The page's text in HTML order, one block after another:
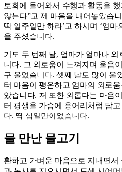
토회에 들어와서 수행과 활동을
않는다”고 제 마음을 내어놓았습
딱 일주일만 하라’고 하시며 ‘엄마
을 주셨습니다.
기도 두 번째 날, 엄마가 얼마나
니다. 그 외로움이 느껴지며 울음
구 울었습니다. 셋째 날도 많이 울
터 마음이 평온하고 엄마의 외로
았습니다. 저 또한 외롭다는 마음
터 평생을 가슴에 응어리처럼 담
다. 딱 삼일만이었습니다.
물 만난 물고기
환하고 가벼운 마음으로 지내면서